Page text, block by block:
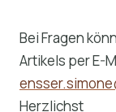
Bei Fragen
Artikels per E-
Herzlichst